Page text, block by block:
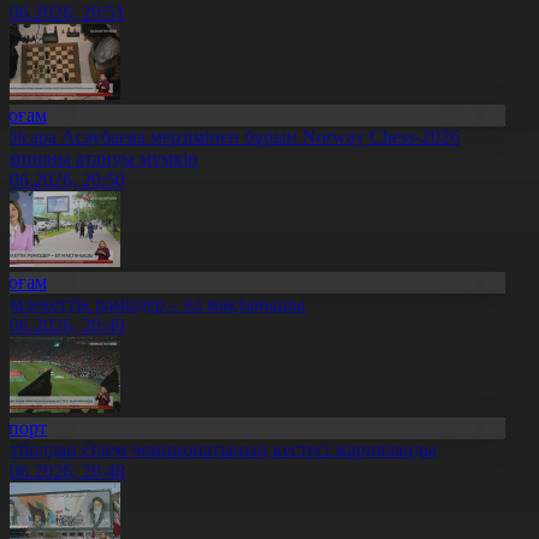
20:51
Асаубаева мерзімінен бұрын Norway Chess-2026
атануы мүмкін
20:50
рәміздер – ел мақтанышы
20:49
Әлем чемпионатының кестесі жарияланды
20:48